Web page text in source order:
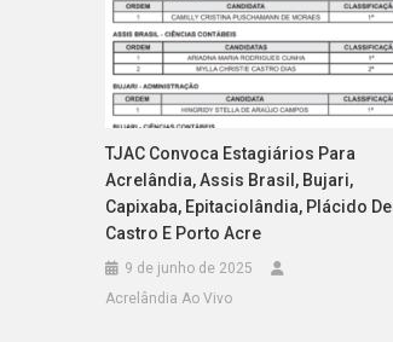
TJAC Convoca Estagiários Para
Acrelândia, Assis Brasil, Bujari,
Capixaba, Epitaciolândia, Plácido De
Castro E Porto Acre
9 de junho de 2025
Acrelândia Ao Vivo